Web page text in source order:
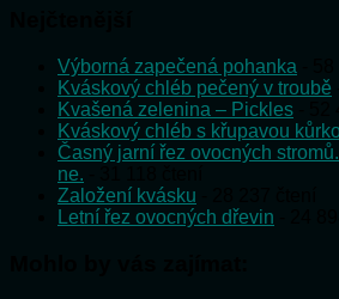
Výborná zapečená pohanka
Kváskový chléb pečený v troubě
Kvašená zelenina – Pickles
Kváskový chléb s křupavou
Časný jarní řez ovocných
ne.
Založení kvásku
Letní řez ovocných dřevin